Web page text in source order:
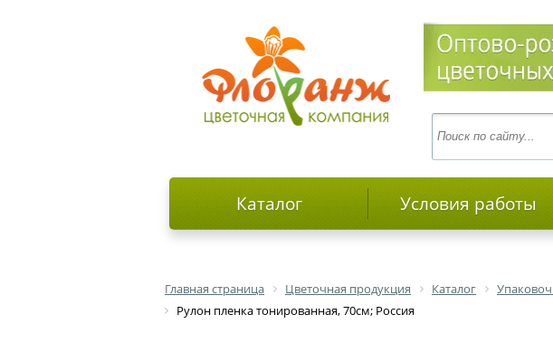
Каталог Условия работы
Главная страница Цветочная продукция Каталог
Рулон пленка тонированная, 70см; Россия